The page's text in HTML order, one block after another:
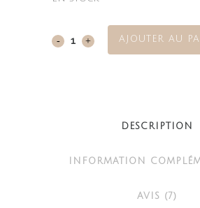
Cookie AJOUTER AU
DESCRIPTION
INFORMATION
AVIS (7)